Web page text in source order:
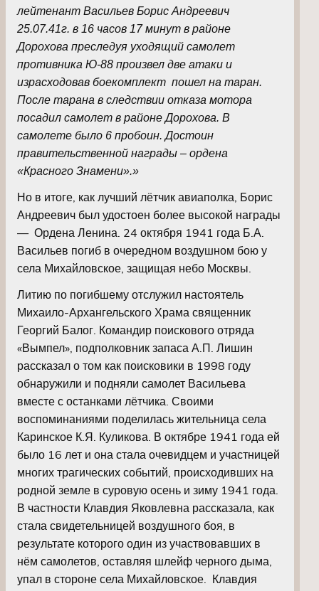
лейтенант Васильев Борис Андреевич
25.07.41г. в 16 часов 17 минут в районе
Дорохова преследуя уходящий самолет
противника Ю-88 произвел две атаки и
израсходовав боекомплект пошел на таран.
После тарана в следствии отказа мотора
посадил самолет в районе Дорохова. В
самолете было 6 пробоин. Достоин
правительственной награды – ордена
«Красного Знамени».»
Но в итоге, как лучший лётчик авиаполка, Борис
Андреевич был удостоен более высокой награды
— Ордена Ленина. 24 октября 1941 года Б.А.
Васильев погиб в очередном воздушном бою у
села Михайловское, защищая небо Москвы.
Литию по погибшему отслужил настоятель
Михаило-Архангельского Храма священник
Георгий Балог. Командир поискового отряда
«Вымпел», подполковник запаса А.П. Лишин
рассказал о том как поисковики в 1998 году
обнаружили и подняли самолет Васильева
вместе с останками лётчика. Своими
воспоминаниями поделилась жительница села
Каринское К.Я. Куликова. В октябре 1941 года ей
было 16 лет и она стала очевидцем и участницей
многих трагических событий, происходивших на
родной земле в суровую осень и зиму 1941 года.
В частности Клавдия Яковлевна рассказала, как
стала свидетельницей воздушного боя, в
результате которого один из участвовавших в
нём самолетов, оставляя шлейф черного дыма,
упал в стороне села Михайловское. Клавдия